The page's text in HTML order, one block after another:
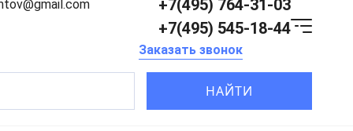
+7(495) 764-31-03
+7(495) 545-18-44
Заказать звонок
НАЙТИ